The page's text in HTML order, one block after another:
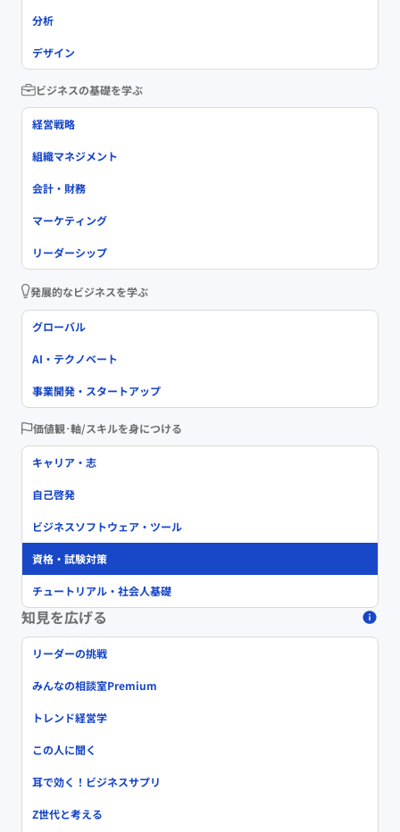
分析
デザイン
ビジネスの基礎を学ぶ
経営戦略
組織マネジメント
会計・財務
マーケティング
リーダーシップ
発展的なビジネスを学ぶ
グローバル
AI・テクノベート
事業開発・スタートアップ
価値観･軸/スキルを身につける
キャリア・志
自己啓発
ビジネスソフトウェア・ツール
資格・試験対策
チュートリアル・社会人基礎
知見を広げる
リーダーの挑戦
みんなの相談室Premium
トレンド経営学
この人に聞く
耳で効く！ビジネスサプリ
Z世代と考える